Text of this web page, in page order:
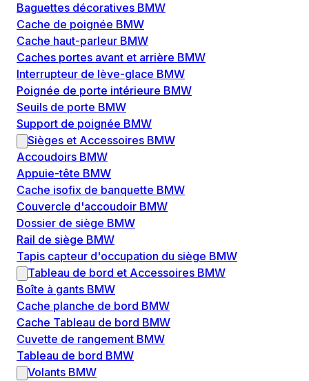
Baguettes décoratives BMW
Cache de poignée BMW
Cache haut-parleur BMW
Caches portes avant et arrière BMW
Interrupteur de lève-glace BMW
Poignée de porte intérieure BMW
Seuils de porte BMW
Support de poignée BMW
Sièges et Accessoires BMW
Accoudoirs BMW
Appuie-tête BMW
Cache isofix de banquette BMW
Couvercle d'accoudoir BMW
Dossier de siège BMW
Rail de siège BMW
Tapis capteur d'occupation du siège BMW
Tableau de bord et Accessoires BMW
Boîte à gants BMW
Cache planche de bord BMW
Cache Tableau de bord BMW
Cuvette de rangement BMW
Tableau de bord BMW
Volants BMW